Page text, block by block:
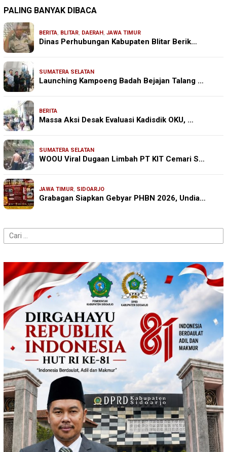
PALING BANYAK DIBACA
BERITA, BLITAR, DAERAH , JAWA TIMUR
Dinas Perhubungan Kabupaten Blitar Berik…
SUMATERA SELATAN
Launching Kampoeng Badah Bejajan Talang …
BERITA
Massa Aksi Desak Evaluasi Kadisdik OKU, …
SUMATERA SELATAN
WOOU Viral Dugaan Limbah PT KIT Cemari S…
JAWA TIMUR, SIDOARJO
Grabagan Siapkan Gebyar PHBN 2026, Undia…
Cari
untuk: